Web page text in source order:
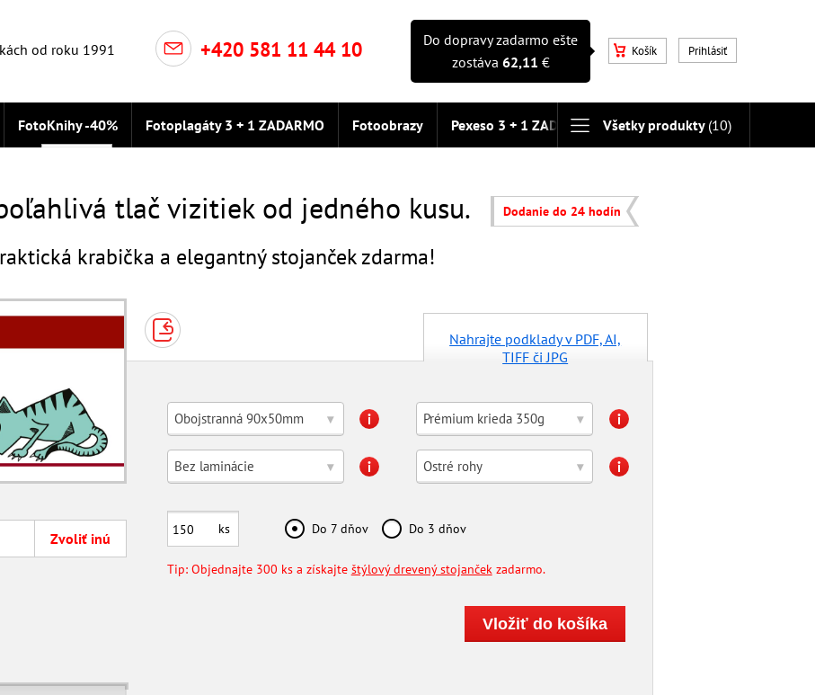
od roku 1991 +420 581 11 44 10 Prihlásiť
Košík
Do dopravy zadarmo ešte
zostáva 62,11 €
FotoKnihy -40% Fotoplagáty 3 + 1 ZADARMO Fotoobrazy Pexeso 3 + 1 ZADARMO Všetky produkty (10)
tlač vizitiek od jedného kusu. Dodanie do 24 hodín
krabička a elegantný stojanček zdarma!
Zvoliť inú
Nahrajte podklady v PDF, AI,
TIFF či JPG
Obojstranná 90x50mm ▾ Prémium krieda 350g ▾
Bez laminácie ▾ Ostré rohy ▾
ks Do 7 dňov Do 3 dňov
Tip: Objednajte 300 ks a získajte štýlový drevený stojančekzadarmo.